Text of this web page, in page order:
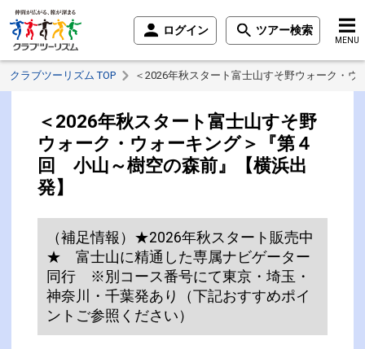
ログイン ツアー検索
MENU
クラブツーリズム TOP ＜2026年秋スタート富士山すそ野ウォーク・
＜2026年秋スタート富士山すそ野
ウォーク・ウォーキング＞『第４
回 小山～樹空の森前』【横浜出
発】
（補足情報）★2026年秋スタート販売中
★ 富士山に精通した専属ナビゲーター
同行 ※別コース番号にて東京・埼玉・
神奈川・千葉発あり（下記おすすめポイ
ントご参照ください）